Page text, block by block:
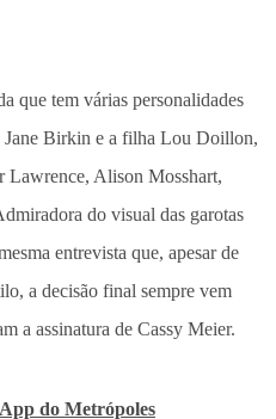
que tem várias personalidades
Jane Birkin e a filha Lou Doillon,
Lawrence, Alison Mosshart,
do visual das garotas
entrevista que, apesar de
a decisão final sempre vem
a assinatura de Cassy Meier.
do Metrópoles